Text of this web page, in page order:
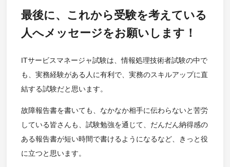
最後に、これから受験を考えている
人へメッセージをお願いします！
ITサービスマネージャ試験は、情報処理技術者試験の中で
も、実務経験がある人に有利で、実務のスキルアップに直
結する試験だと思います。
故障報告書を書いても、なかなか相手に伝わらないと苦労
している皆さんも、試験勉強を通じて、だんだん納得感の
ある報告書が短い時間で書けるようになるなど、きっと役
に立つと思います。